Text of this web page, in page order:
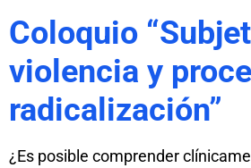
Coloquio
violencia y
radicalización”
¿Es posible comprender